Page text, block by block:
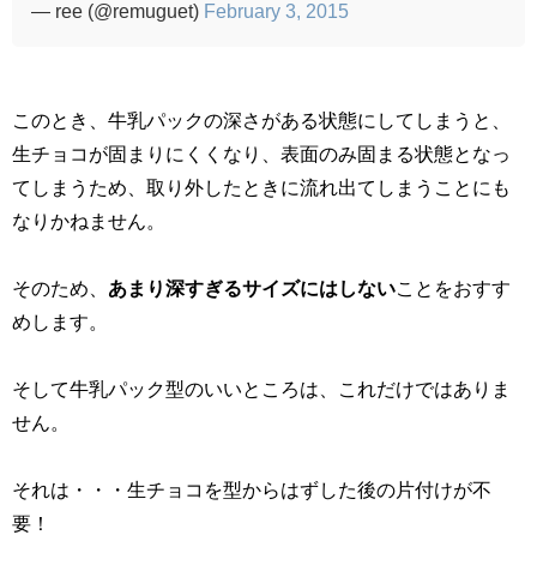
— ree (@remuguet) February 3, 2015
このとき、牛乳パックの深さがある状態にしてしまうと、
生チョコが固まりにくくなり、表面のみ固まる状態となっ
てしまうため、取り外したときに流れ出てしまうことにも
なりかねません。
そのため、 あまり深すぎるサイズにはしないことをおすす
めします。
そして牛乳パック型のいいところは、これだけではありま
せん。
それは・・・生チョコを型からはずした後の片付けが不
要！